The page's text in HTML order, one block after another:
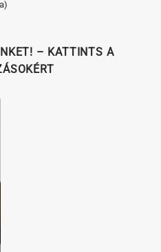
– KATTINTS A